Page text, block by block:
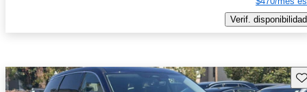
Verif. disponibilidad